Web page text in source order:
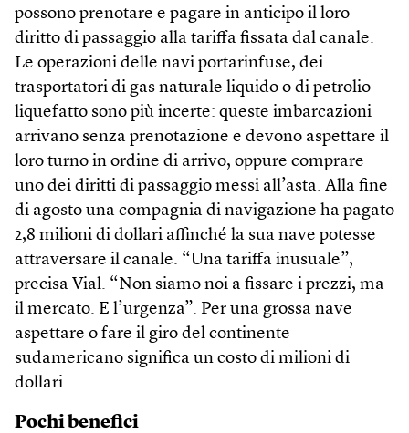
possono prenotare e pagare in anticipo il loro
diritto di passaggio alla tariffa fissata dal canale.
Le operazioni delle navi portarinfuse, dei
trasportatori di gas naturale liquido o di petrolio
liquefatto sono più incerte: queste imbarcazioni
arrivano senza prenotazione e devono aspettare il
loro turno in ordine di arrivo, oppure comprare
uno dei diritti di passaggio messi all’asta. Alla fine
di agosto una compagnia di navigazione ha pagato
2,8 milioni di dollari affinché la sua nave potesse
attraversare il canale. “Una tariffa inusuale”,
precisa Vial. “Non siamo noi a fissare i prezzi, ma
il mercato. E l’urgenza”. Per una grossa nave
aspettare o fare il giro del continente
sudamericano significa un costo di milioni di
dollari.
Pochi benefici